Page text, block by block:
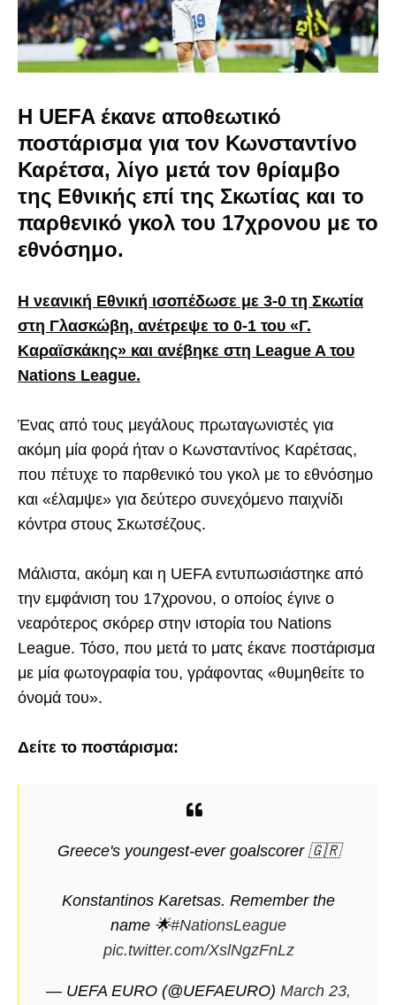
Η UEFA έκανε αποθεωτικό
ποστάρισμα για τον Κωνσταντίνο
Καρέτσα, λίγο μετά τον θρίαμβο
της Εθνικής επί της Σκωτίας και το
παρθενικό γκολ του 17χρονου με το
εθνόσημο.
Η νεανική Εθνική ισοπέδωσε με 3-0 τη Σκωτία
στη Γλασκώβη, ανέτρεψε το 0-1 του «Γ.
Καραϊσκάκης» και ανέβηκε στη League A του
Nations League.
Ένας από τους μεγάλους πρωταγωνιστές για
ακόμη μία φορά ήταν ο Κωνσταντίνος Καρέτσας,
που πέτυχε το παρθενικό του γκολ με το εθνόσημο
και «έλαμψε» για δεύτερο συνεχόμενο παιχνίδι
κόντρα στους Σκωτσέζους.
Μάλιστα, ακόμη και η UEFA εντυπωσιάστηκε από
την εμφάνιση του 17χρονου, ο οποίος έγινε ο
νεαρότερος σκόρερ στην ιστορία του Nations
League. Τόσο, που μετά το ματς έκανε ποστάρισμα
με μία φωτογραφία του, γράφοντας «θυμηθείτε το
όνομά του».
Δείτε το ποστάρισμα:
Greece's youngest-ever goalscorer 🇬🇷
Konstantinos Karetsas. Remember the
name 🌟#NationsLeague
pic.twitter.com/XslNgzFnLz
— UEFA EURO (@UEFAEURO) March 23,